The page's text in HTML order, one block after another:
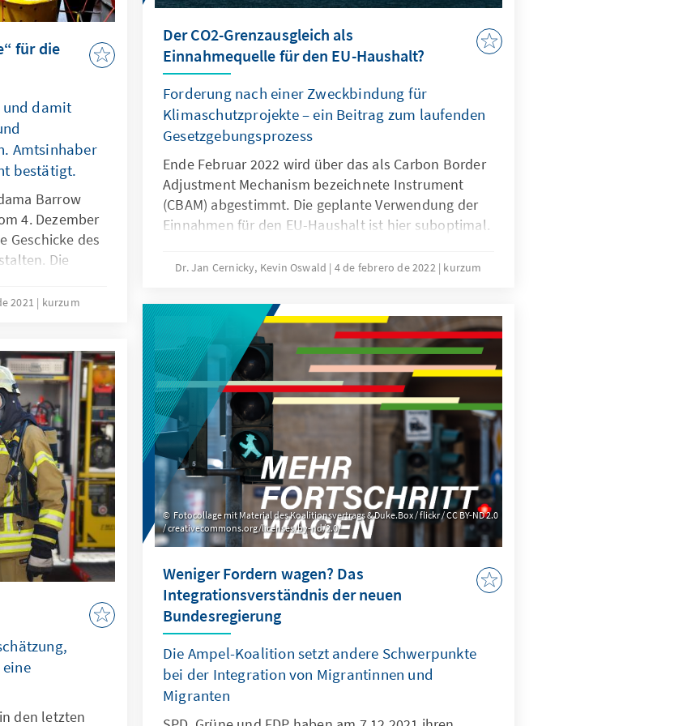
Der CO2-Grenzausgleich als
Einnahmequelle für den EU-Haushalt?
Forderung nach einer Zweckbindung für
Klimaschutzprojekte – ein Beitrag zum laufenden
Gesetzgebungsprozess
Ende Februar 2022 wird über das als Carbon Border
Adjustment Mechanism bezeichnete Instrument
(CBAM) abgestimmt. Die geplante Verwendung der
Einnahmen für den EU-Haushalt ist hier suboptimal.
gewährleisten, Klagen betroffener Drittstaaten
Beitrag zum Klimaschutz zu leisten, sollten die
Einnahmen aus dem CBAM für Maßnahmen zur
Unterstützung des Klimaschutzes in Entwicklungs-
und Schwellenländern zweckgebunden werden.
Dr. Jan Cernicky, Kevin Oswald 4 de febrero de 2022 kurzum
für die
und damit
Amtsinhaber
bestätigt.
Barrow
4. Dezember
Geschicke des
Die
Stimmen auf
Kandeh und
Problemen im
durchgeführt
2021 kurzum
Fotocollage mit Material des Koalitionsvertrags & Duke.Box / flickr / CC BY-ND 2.0
/ creativecommons.org/licenses/by-nd/2.0/
Weniger Fordern wagen? Das
Integrationsverständnis der neuen
Bundesregierung
Die Ampel-Koalition setzt andere Schwerpunkte
bei der Integration von Migrantinnen und
Migranten
den letzten